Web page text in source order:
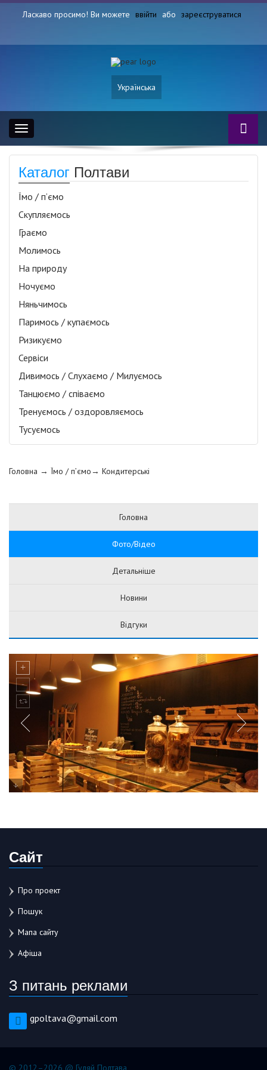
Ласкаво просимо! Ви можете ввійти або зареєструватися
Українська
Toggle
navigation
Каталог Полтави
Їмо / п’ємо
Скупляємось
Граємо
Молимось
На природу
Ночуємо
Няньчимось
Паримось / купаємось
Ризикуємо
Сервіси
Дивимось / Слухаємо / Милуємось
Танцюємо / співаємо
Тренуємось / оздоровляємось
Тусуємось
Головна → Їмо / п’ємо→ Кондитерські
Головна
Фото/Відео
Детальніше
Новини
Відгуки
Сайт
Про проект
Пошук
Мапа сайту
Афіша
З питань реклами
gpoltava@gmail.com
© 2012–2026 @ Гуляй Полтава